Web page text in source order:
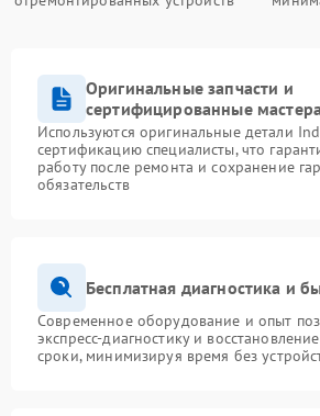
Оригинальные запчасти и
сертифицированные
Используются оригинальные детали
сертификацию специалисты, что
работу после ремонта и сохранение
обязательств
Бесплатная диагностика и
Современное оборудование и опыт
экспресс-диагностику и
сроки, минимизируя время без